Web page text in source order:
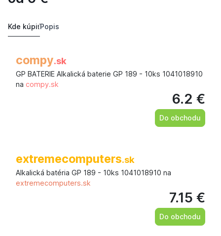
Kde kúpiťPopis
compy.sk
GP BATERIE Alkalická baterie GP 189 - 10ks 1041018910
na compy.sk
6.2 €
Do obchodu
extremecomputers.sk
Alkalická batéria GP 189 - 10ks 1041018910 na
extremecomputers.sk
7.15 €
Do obchodu